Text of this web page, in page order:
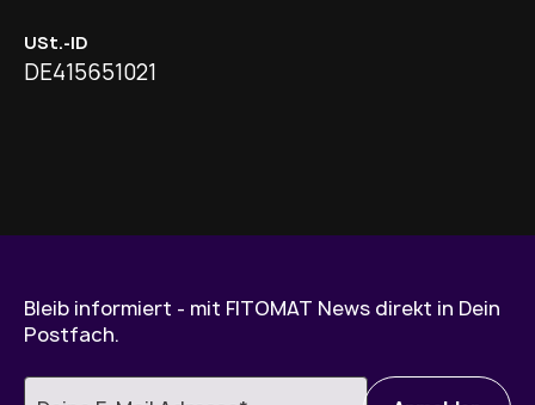
USt.-ID
DE415651021
Bleib informiert - mit FITOMAT News direkt in Dein
Postfach.